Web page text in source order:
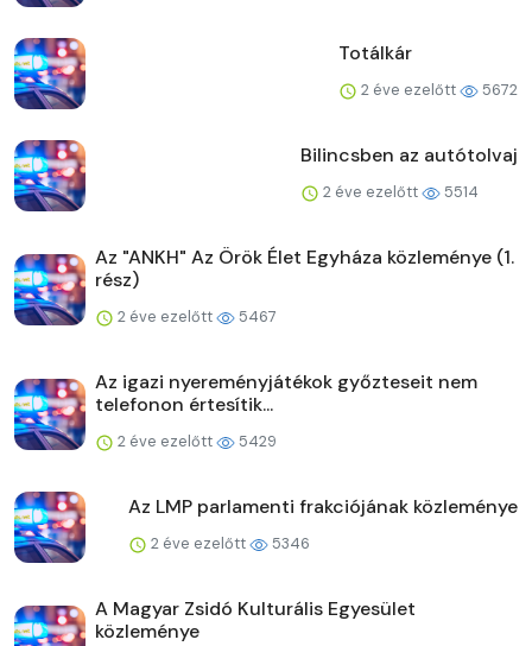
Totálkár
2 éve ezelőtt 5672
Bilincsben az autótolvaj
2 éve ezelőtt 5514
Az "ANKH" Az Örök Élet Egyháza közleménye (1.
rész)
2 éve ezelőtt 5467
Az igazi nyereményjátékok győzteseit nem
telefonon értesítik...
2 éve ezelőtt 5429
Az LMP parlamenti frakciójának közleménye
2 éve ezelőtt 5346
A Magyar Zsidó Kulturális Egyesület
közleménye